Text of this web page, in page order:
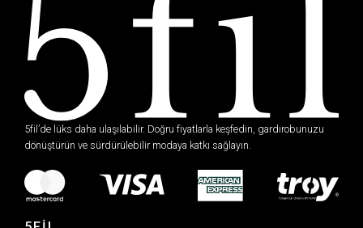
5fil’de lüks daha ulaşılabilir. Doğru fiyatlarla keşfedin, gardırobunuzu
dönüştürün ve sürdürülebilir modaya katkı sağlayın.